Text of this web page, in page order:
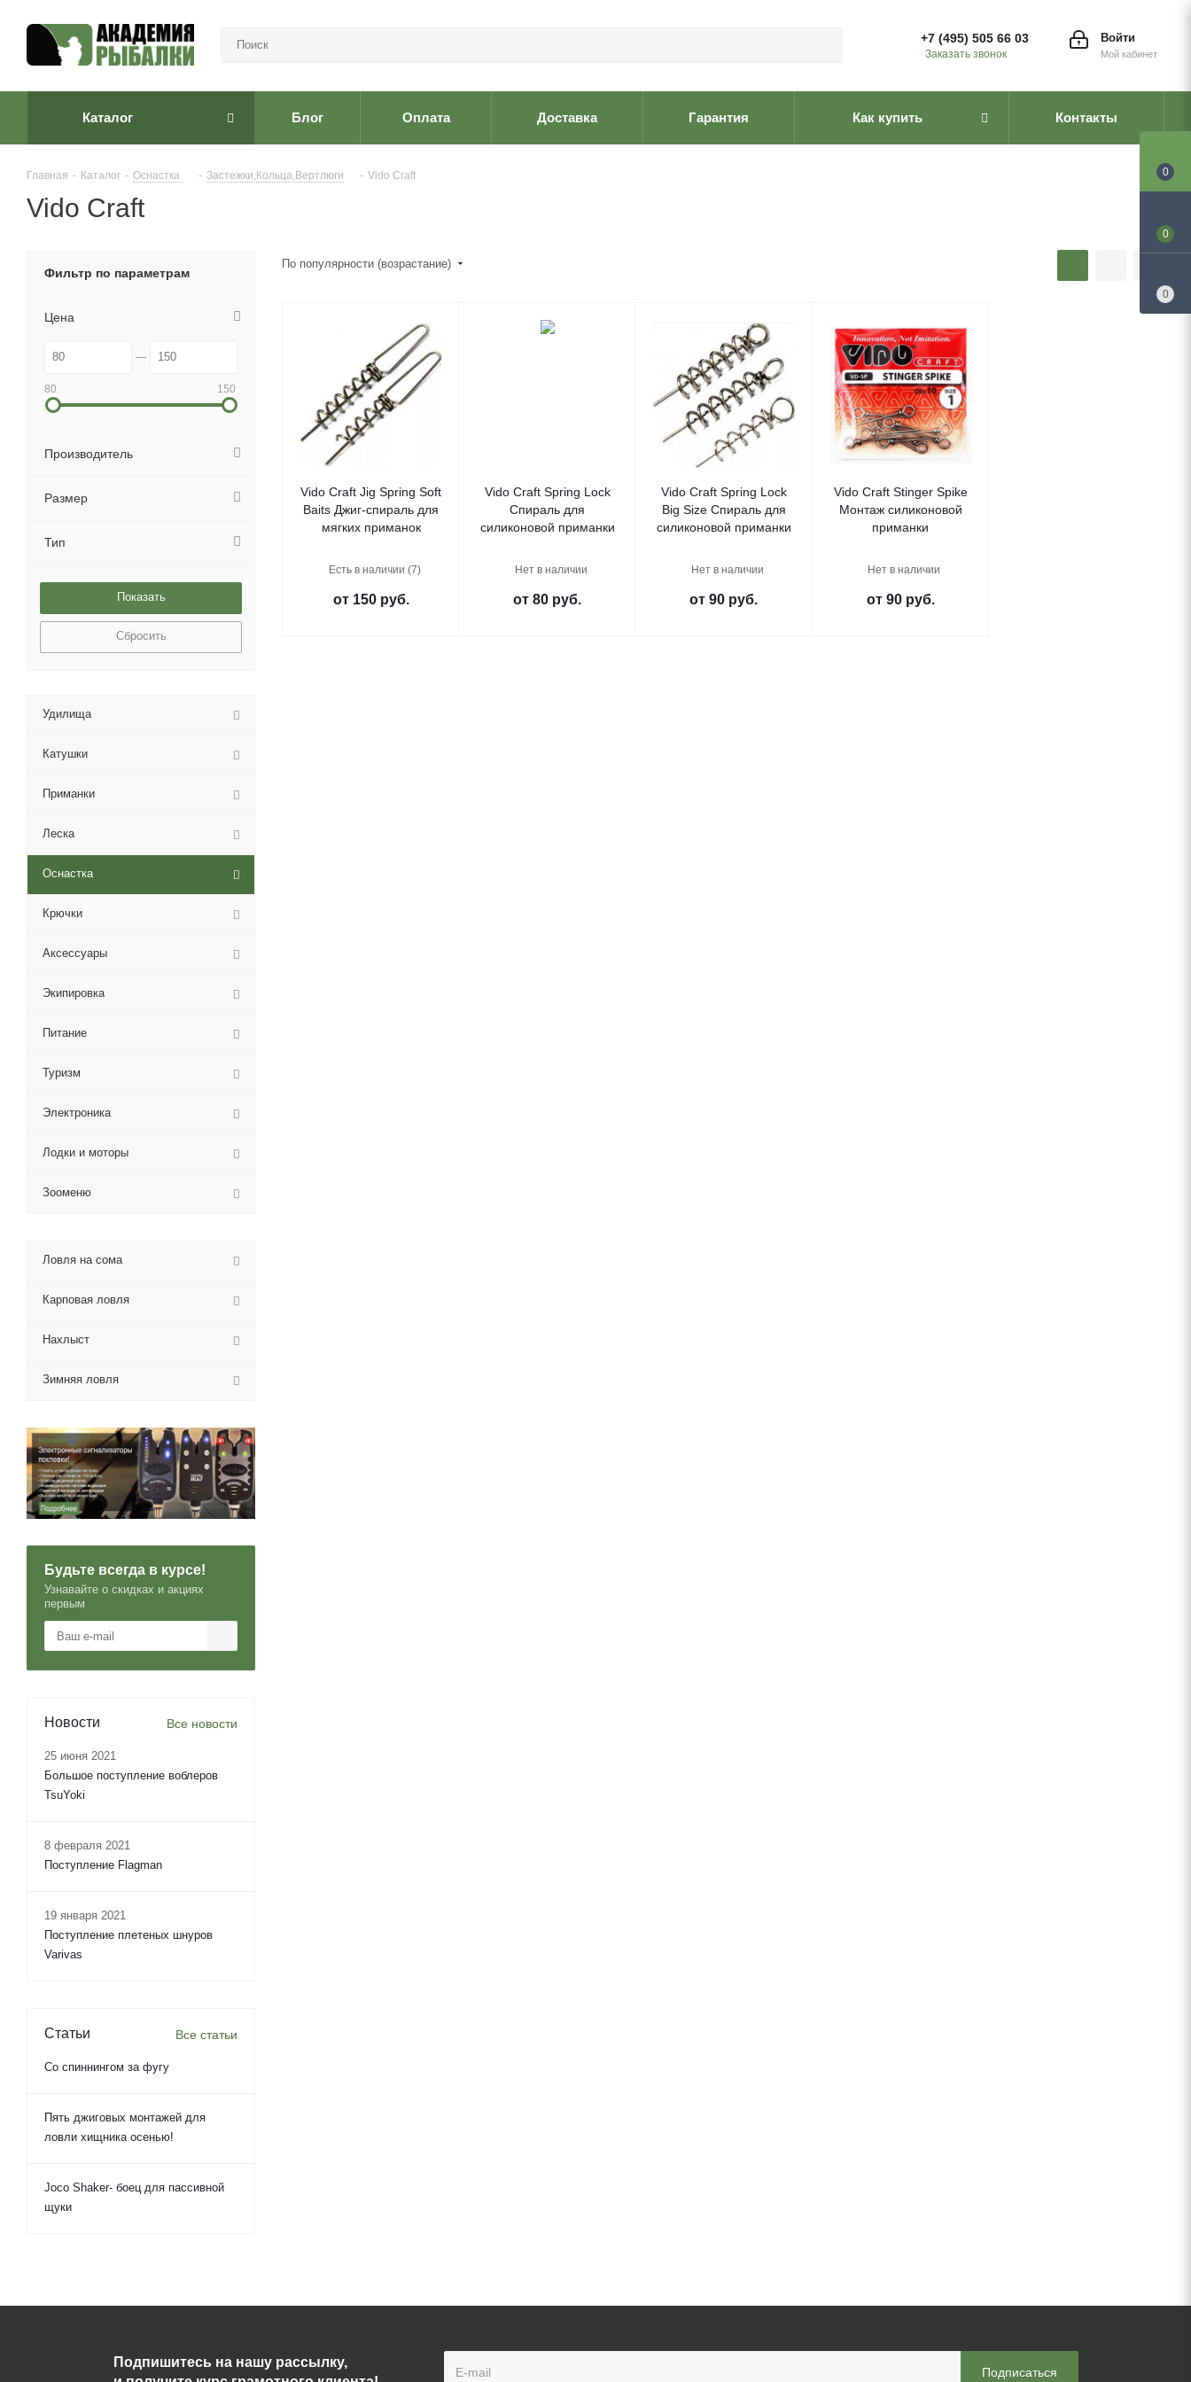
Войти
Мой кабинет
+7 (495) 505 66 03
Заказать звонок
Каталог Блог Оплата Доставка Гарантия Как купить Контакты
Главная - Каталог - Оснастка - Застежки,Кольца,Вертлюги - Vido Craft
Vido Craft
По популярности (возрастание)
Vido Craft Jig Spring Soft
Baits Джиг-спираль для
мягких приманок
Есть в наличии (7)
от 150 руб.
Vido Craft Spring Lock
Спираль для
силиконовой приманки
Нет в наличии
от80 руб.
Vido Craft Spring Lock
Big Size Спираль для
силиконовой приманки
Нет в наличии
от90 руб.
Vido Craft Stinger Spike
Монтаж силиконовой
приманки
Нет в наличии
от 90 руб.
Фильтр по параметрам
Цена
80 150
Производитель
Размер
Тип
Сбросить
Удилища
Катушки
Приманки
Леска
Оснастка
Крючки
Аксессуары
Экипировка
Питание
Туризм
Электроника
Лодки и моторы
Зооменю
Ловля на сома
Карповая ловля
Нахлыст
Зимняя ловля
Будьте всегда в курсе!
Узнавайте о скидках и акциях
первым
Новости Все новости
25 июня 2021
Большое поступление воблеров
TsuYoki
8 февраля 2021
Поступление Flagman
19 января 2021
Поступление плетеных шнуров
Varivas
Статьи Все статьи
Со спиннингом за фугу
Пять джиговых монтажей для
ловли хищника осенью!
Joco Shaker- боец для пассивной
щуки
Подпишитесь на нашу рассылку,
0
0
0